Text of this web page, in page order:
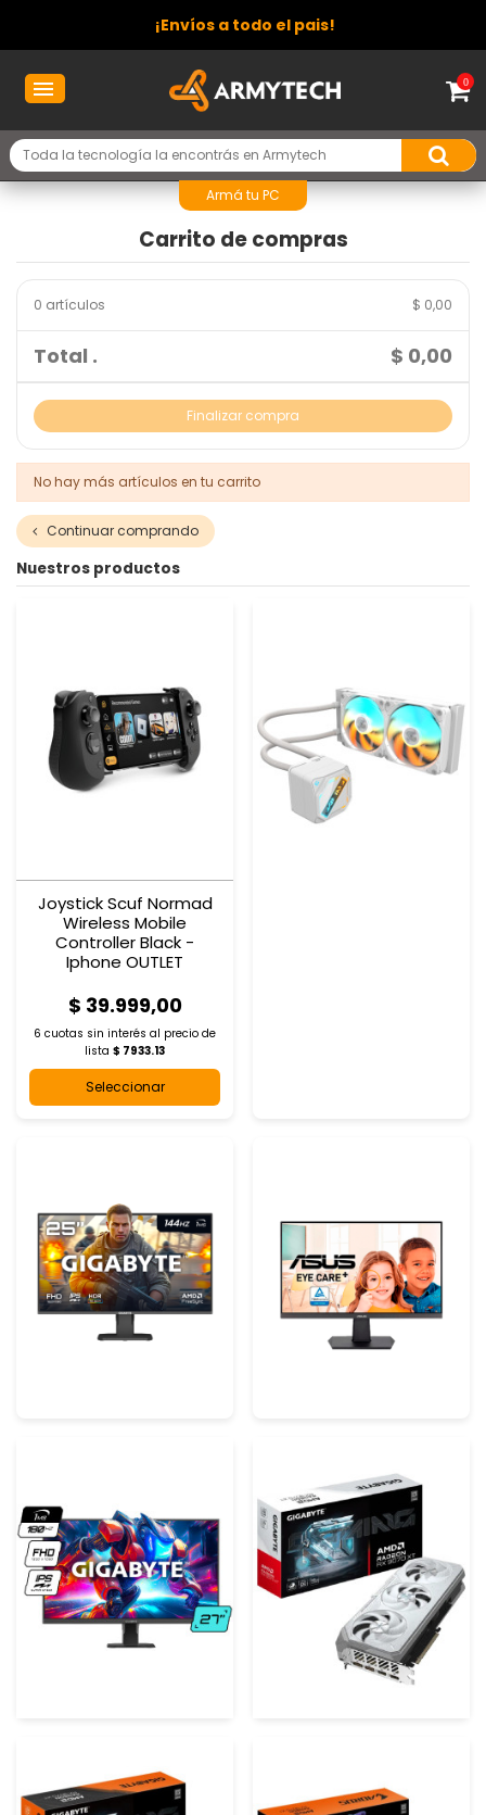
¡Envíos a todo el pais!
0
Armá tu PC
Carrito de compras
No hay más artículos en tu carrito
Continuar comprando
0 artículos $ 0,00
Total . $ 0,00
Finalizar compra
Nuestros productos
Joystick Scuf Normad
Wireless Mobile
Controller Black -
Iphone OUTLET
$ 39.999,00
6 cuotas sin interés al precio de
lista$ 7933.13
Seleccionar